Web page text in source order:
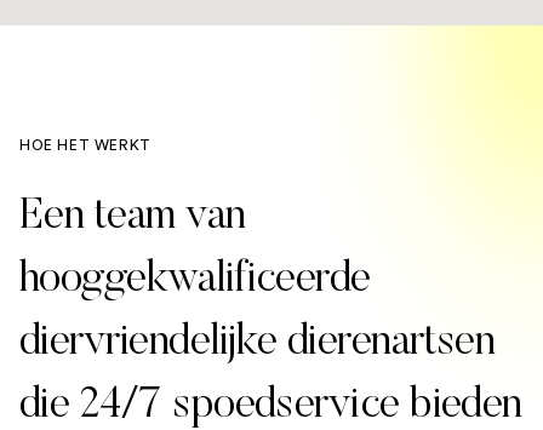
HOE HET WERKT
Een team van
hooggekwalificeerde
diervriendelijke dierenartsen
die 24/7 spoedservice bieden